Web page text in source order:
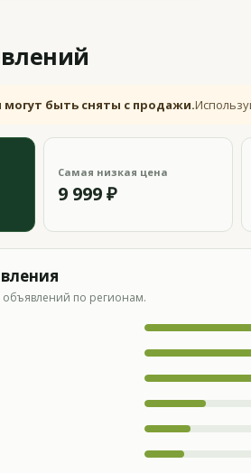
быть сняты с продажи.
Самая низкая цена
9 999 ₽
по регионам.